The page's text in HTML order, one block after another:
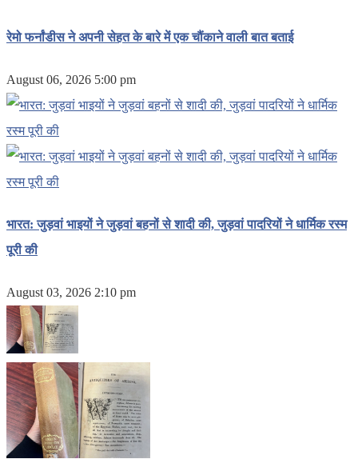
रेमो फर्नांडीस ने अपनी सेहत के बारे में एक चौंकाने वाली बात बताई
August 06, 2026 5:00 pm
भारत: जुड़वां भाइयों ने जुड़वां बहनों से शादी की, जुड़वां पादरियों ने धार्मिक रस्म
पूरी की
August 03, 2026 2:10 pm